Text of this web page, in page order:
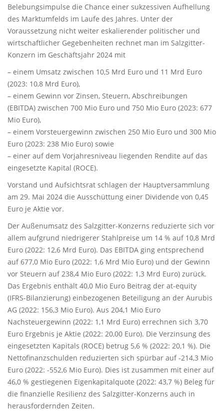
Belebungsimpulse die Chance einer sukzessiven Aufhellung
des Marktumfelds im Laufe des Jahres. Unter der
Voraussetzung nicht weiter eskalierender politischer und
wirtschaftlicher Gegebenheiten rechnet man im Salzgitter-
Konzern im Geschäftsjahr 2024 mit
– einem Umsatz zwischen 10,5 Mrd Euro und 11 Mrd Euro
(2023: 10,8 Mrd Euro),
– einem Gewinn vor Zinsen, Steuern, Abschreibungen
(EBITDA) zwischen 700 Mio Euro und 750 Mio Euro (2023: 677
Mio Euro),
– einem Vorsteuergewinn zwischen 250 Mio Euro und 300 Mio
Euro (2023: 238 Mio Euro) sowie
– einer auf dem Vorjahresniveau liegenden Rendite auf das
eingesetzte Kapital (ROCE).
Vorstand und Aufsichtsrat schlagen der Hauptversammlung
am 29. Mai 2024 die Ausschüttung einer Dividende von 0,45
Euro je Aktie vor.
Der Außenumsatz des Salzgitter-Konzerns reduzierte sich vor
allem aufgrund niedrigerer Stahlpreise um 14 % auf 10,8 Mrd
Euro (2022: 12,6 Mrd Euro). Das EBITDA ging entsprechend
auf 677,0 Mio Euro (2022: 1,6 Mrd Mio Euro) und der Gewinn
vor Steuern auf 238,4 Mio Euro (2022: 1,3 Mrd Euro) zurück.
Das Ergebnis enthält 40,0 Mio Euro Beitrag der at-equity
(IFRS-Bilanzierung) einbezogenen Beteiligung an der Aurubis
AG (2022: 156,3 Mio Euro). Aus 204,1 Mio Euro
Nachsteuergewinn (2022: 1,1 Mrd Euro) errechnen sich 3,70
Euro Ergebnis je Aktie (2022: 20,00 Euro). Die Verzinsung des
eingesetzten Kapitals (ROCE) betrug 5,6 % (2022: 20,1 %). Die
Nettofinanzschulden reduzierten sich spürbar auf -214,3 Mio
Euro (2022: -552,6 Mio Euro). Dies ist zusammen mit einer auf
46,0 % gestiegenen Eigenkapitalquote (2022: 43,7 %) Beleg für
die finanzielle Resilienz des Salzgitter-Konzerns auch in
herausfordernden Zeiten.